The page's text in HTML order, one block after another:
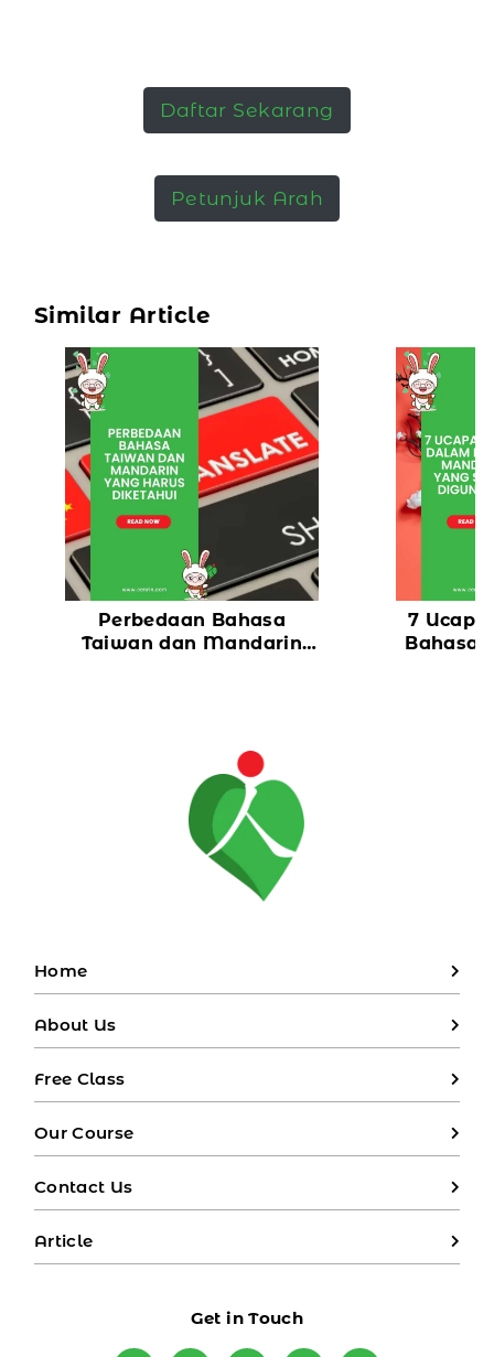
Daftar Sekarang
Petunjuk Arah
Similar Article
Perbedaan Bahasa
Taiwan dan Mandarin
7
Bahasa
Home
About Us
Free Class
Our Course
Contact Us
Article
Get in Touch